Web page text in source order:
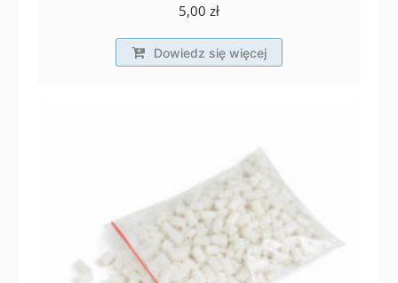
5,00 zł
Dowiedz się więcej